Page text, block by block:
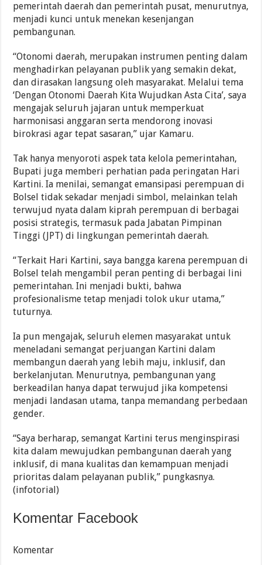
pemerintah daerah dan pemerintah pusat, menurutnya,
menjadi kunci untuk menekan kesenjangan
pembangunan.
“Otonomi daerah, merupakan instrumen penting dalam
menghadirkan pelayanan publik yang semakin dekat,
dan dirasakan langsung oleh masyarakat. Melalui tema
‘Dengan Otonomi Daerah Kita Wujudkan Asta Cita’, saya
mengajak seluruh jajaran untuk memperkuat
harmonisasi anggaran serta mendorong inovasi
birokrasi agar tepat sasaran,” ujar Kamaru.
Tak hanya menyoroti aspek tata kelola pemerintahan,
Bupati juga memberi perhatian pada peringatan Hari
Kartini. Ia menilai, semangat emansipasi perempuan di
Bolsel tidak sekadar menjadi simbol, melainkan telah
terwujud nyata dalam kiprah perempuan di berbagai
posisi strategis, termasuk pada Jabatan Pimpinan
Tinggi (JPT) di lingkungan pemerintah daerah.
“Terkait Hari Kartini, saya bangga karena perempuan di
Bolsel telah mengambil peran penting di berbagai lini
pemerintahan. Ini menjadi bukti, bahwa
profesionalisme tetap menjadi tolok ukur utama,”
tuturnya.
Ia pun mengajak, seluruh elemen masyarakat untuk
meneladani semangat perjuangan Kartini dalam
membangun daerah yang lebih maju, inklusif, dan
berkelanjutan. Menurutnya, pembangunan yang
berkeadilan hanya dapat terwujud jika kompetensi
menjadi landasan utama, tanpa memandang perbedaan
gender.
“Saya berharap, semangat Kartini terus menginspirasi
kita dalam mewujudkan pembangunan daerah yang
inklusif, di mana kualitas dan kemampuan menjadi
prioritas dalam pelayanan publik,” pungkasnya.
(infotorial)
Komentar Facebook
Komentar